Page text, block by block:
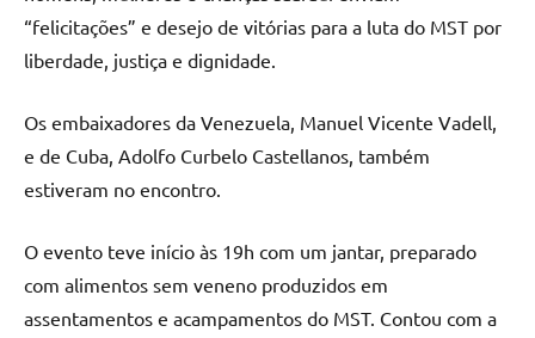
“felicitações” e desejo de vitórias para a luta do MST por
liberdade, justiça e dignidade.
Os embaixadores da Venezuela, Manuel Vicente Vadell,
e de Cuba, Adolfo Curbelo Castellanos, também
estiveram no encontro.
O evento teve início às 19h com um jantar, preparado
com alimentos sem veneno produzidos em
assentamentos e acampamentos do MST. Contou com a